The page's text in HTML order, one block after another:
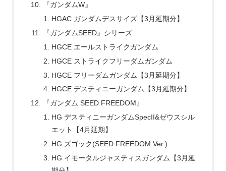
『ガンダムW』
HGAC ガンダムデスサイズ【3月延期分】
『ガンダムSEED』シリーズ
HGCE エールストライクガンダム
HGCE ストライクフリーダムガンダム
HGCE フリーダムガンダム【3月延期分】
HGCE デスティニーガンダム【3月延期分】
『ガンダム SEED FREEDOM』
HG デスティニーガンダムSpecII&ゼウスシル
エット【4月延期】
HG ズゴック(SEED FREEDOM Ver.)
HG イモータルジャスティスガンダム【3月延